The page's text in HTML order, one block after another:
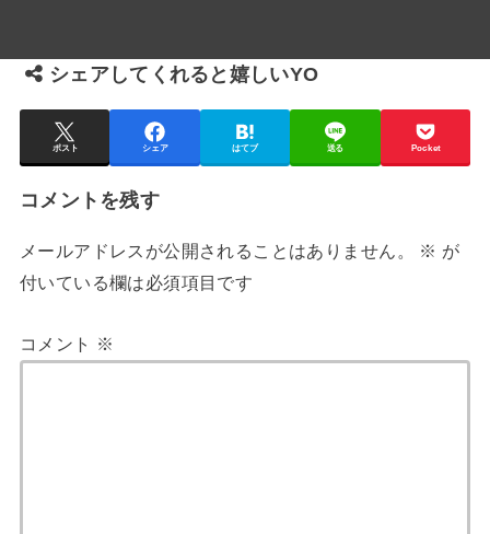
シェアしてくれると嬉しいYO
ポスト シェア はてブ 送る Pocket
コメントを残す
メールアドレスが公開されることはありません。 ※ が
付いている欄は必須項目です
コメント ※